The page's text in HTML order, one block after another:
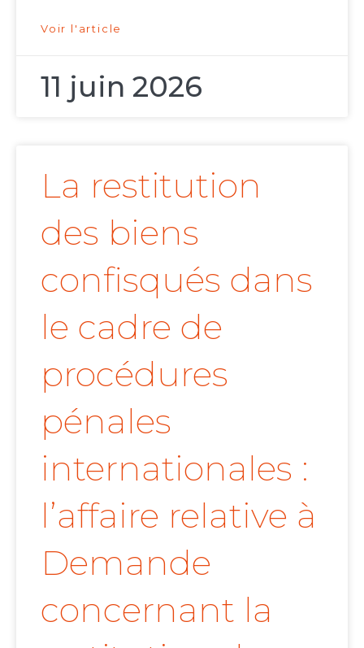
Voir l'article
11 juin 2026
La restitution
des biens
confisqués dans
le cadre de
procédures
pénales
internationales :
l’affaire relative à
Demande
concernant la